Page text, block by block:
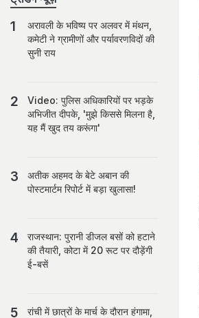
अरावली के भविष्य पर अलवर में मंथन,
कमेटी ने ग्रामीणों और पर्यावरणविदों की
सुनी राय
Video: पुलिस अधिकारियों पर भड़के
अभिजीत दीपके, 'मुझे किससे मिलना है,
यह मैं खुद तय करूंगा'
अतीक अहमद के बेटे अबान की
पोस्टमार्टम रिपोर्ट में बड़ा खुलासा!
राजस्थान: पुरानी डीजल बसों को हटाने
की तैयारी, कोटा में 20 रूट पर दौड़ेंगी
ई-बसें
रांची में छात्रों के मार्च के दौरान हंगामा,